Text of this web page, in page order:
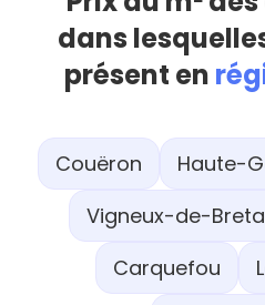
dans
présent en
Couëron Haute-
Vigneux-de-
Carquefou